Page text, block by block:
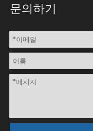
문의하기